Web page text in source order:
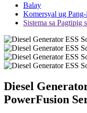
Balay
Komersyal ug
Sistema sa Pagtipig
Diesel
PowerFusion